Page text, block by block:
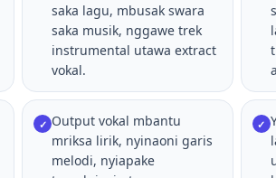
saka lagu, mbusak swara
saka musik, nggawe trek
instrumental utawa extract
vokal.
✓ Output vokal mbantu
mriksa lirik, nyinaoni garis
melodi, nyiapake
✓